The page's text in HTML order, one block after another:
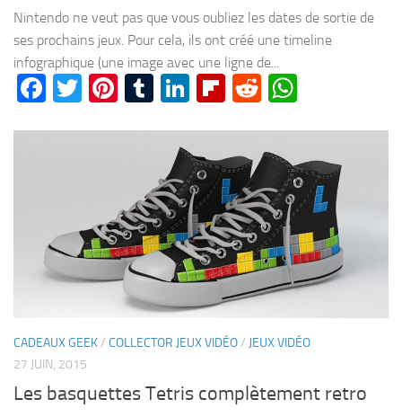
Nintendo ne veut pas que vous oubliez les dates de sortie de
ses prochains jeux. Pour cela, ils ont créé une timeline
infographique (une image avec une ligne de...
Facebook
Twitter
Pinterest
Tumblr
LinkedIn
Flipboard
Reddit
CADEAUX GEEK/ COLLECTOR JEUX VIDÉO/ JEUX VIDÉO
27 JUIN, 2015
Les basquettes Tetris complètement retro